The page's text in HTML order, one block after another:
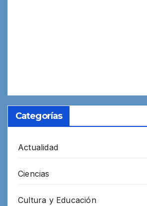
Categorías
Actualidad
Ciencias
Cultura y Educación